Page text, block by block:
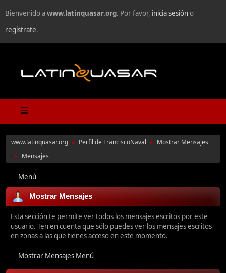
Bienvenido awww.latinquasar.org. Por favor, inicia sesióno
regístrate.
www.latinquasar.org ► Perfil de FranciscoNaval ► Mostrar Mensajes
► Mensajes
Menú
Mostrar Mensajes
Esta sección te permite ver todos los mensajes escritos por este
usuario. Ten en cuenta que sólo puedes ver los mensajes escritos
en zonas a las que tienes acceso en este momento.
Mostrar Mensajes Menú